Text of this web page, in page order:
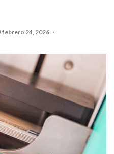
febrero 24, 2026